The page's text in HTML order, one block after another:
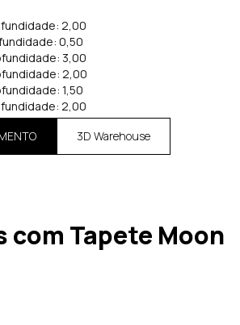
2,00
0,50
3,00
2,00
1,50
2,00
3D Warehouse
com Tapete Moon